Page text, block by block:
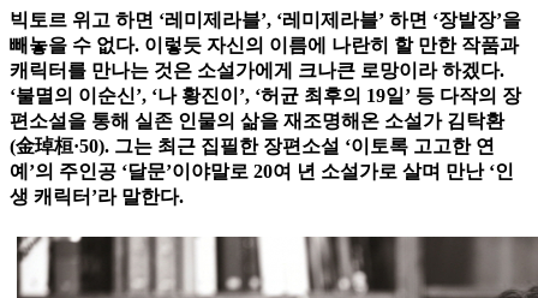
빅토르 위고 하면 ‘레미제라블’, ‘레미제라블’ 하면 ‘장발장’을
빼놓을 수 없다. 이렇듯 자신의 이름에 나란히 할 만한 작품과
캐릭터를 만나는 것은 소설가에게 크나큰 로망이라 하겠다.
‘불멸의 이순신’, ‘나 황진이’, ‘허균 최후의 19일’ 등 다작의 장
편소설을 통해 실존 인물의 삶을 재조명해온 소설가 김탁환
(金琸桓·50). 그는 최근 집필한 장편소설 ‘이토록 고고한 연
예’의 주인공 ‘달문’이야말로 20여 년 소설가로 살며 만난 ‘인
생 캐릭터’라 말한다.